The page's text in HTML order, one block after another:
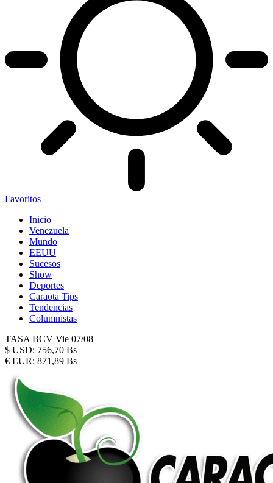
Favoritos
Inicio
Venezuela
Mundo
EEUU
Sucesos
Show
Deportes
Caraota Tips
Tendencias
Columnistas
TASA BCV Vie 07/08
$ USD: 756,70 Bs
€ EUR: 871,89 Bs